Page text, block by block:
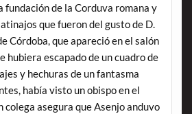
de la Corduva romana y
que fueron del gusto de D.
Córdoba, que apareció en el salón
hubiera escapado de un cuadro de
y hechuras de un fantasma
había visto un obispo en el
colega asegura que Asenjo anduvo